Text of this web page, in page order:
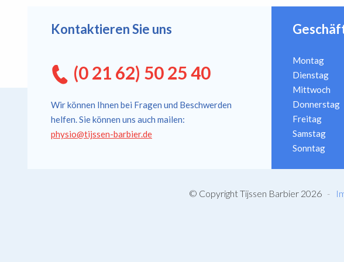
Kontaktieren Sie uns
(0 21 62) 50 25 40
Wir können Ihnen bei Fragen und Beschwerden
helfen. Sie können uns auch mailen:
physio@tijssen-barbier.de
Montag
Dienstag
Mittwoch
Donnerstag
Freitag
Samstag
Sonntag
© Copyright Tijssen Barbier 2026